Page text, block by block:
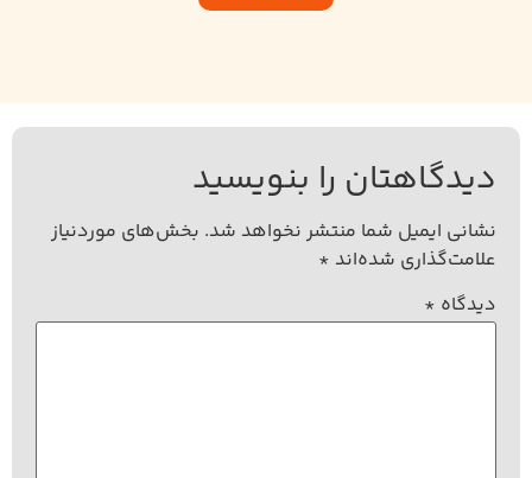
دیدگاهتان را بنویسید
نشانی ایمیل شما منتشر نخواهد شد. بخش‌های موردنیاز
علامت‌گذاری شده‌اند *
دیدگاه *